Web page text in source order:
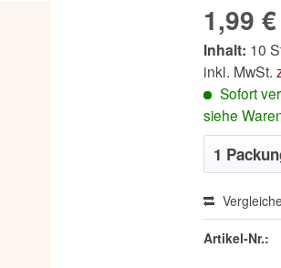
1,99
Inhalt: 10
inkl. MwSt.
Sofort
siehe
Artikel-Nr.: